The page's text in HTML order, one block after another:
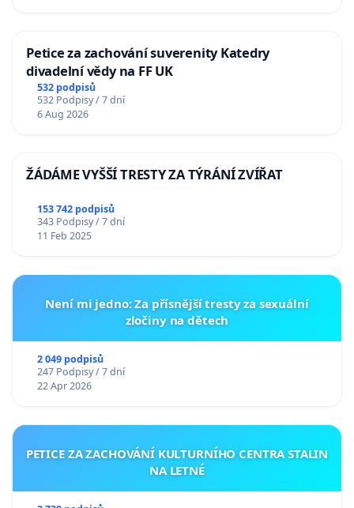
Petice za zachování suverenity Katedry
divadelní vědy na FF UK
532 podpisů
532 Podpisy / 7 dní
6 Aug 2026
ŽÁDÁME VYŠŠÍ TRESTY ZA TÝRÁNÍ ZVÍŘAT
153 742 podpisů
343 Podpisy / 7 dní
11 Feb 2025
Není mi jedno: Za přísnější tresty za sexuální
zločiny na dětech
2 049 podpisů
247 Podpisy / 7 dní
22 Apr 2026
PETICE ZA ZACHOVÁNÍ KULTURNÍHO CENTRA STALIN
NA LETNÉ